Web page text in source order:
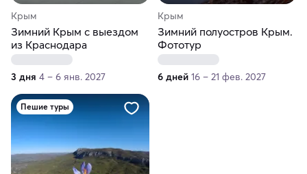
Крым
Зимний Крым с выездом
из Краснодара
3 дня 4 – 6 янв. 2027
Крым
Зимний полуостров Крым.
Фототур
6 дней 16 – 21 фев. 2027
Пешие туры